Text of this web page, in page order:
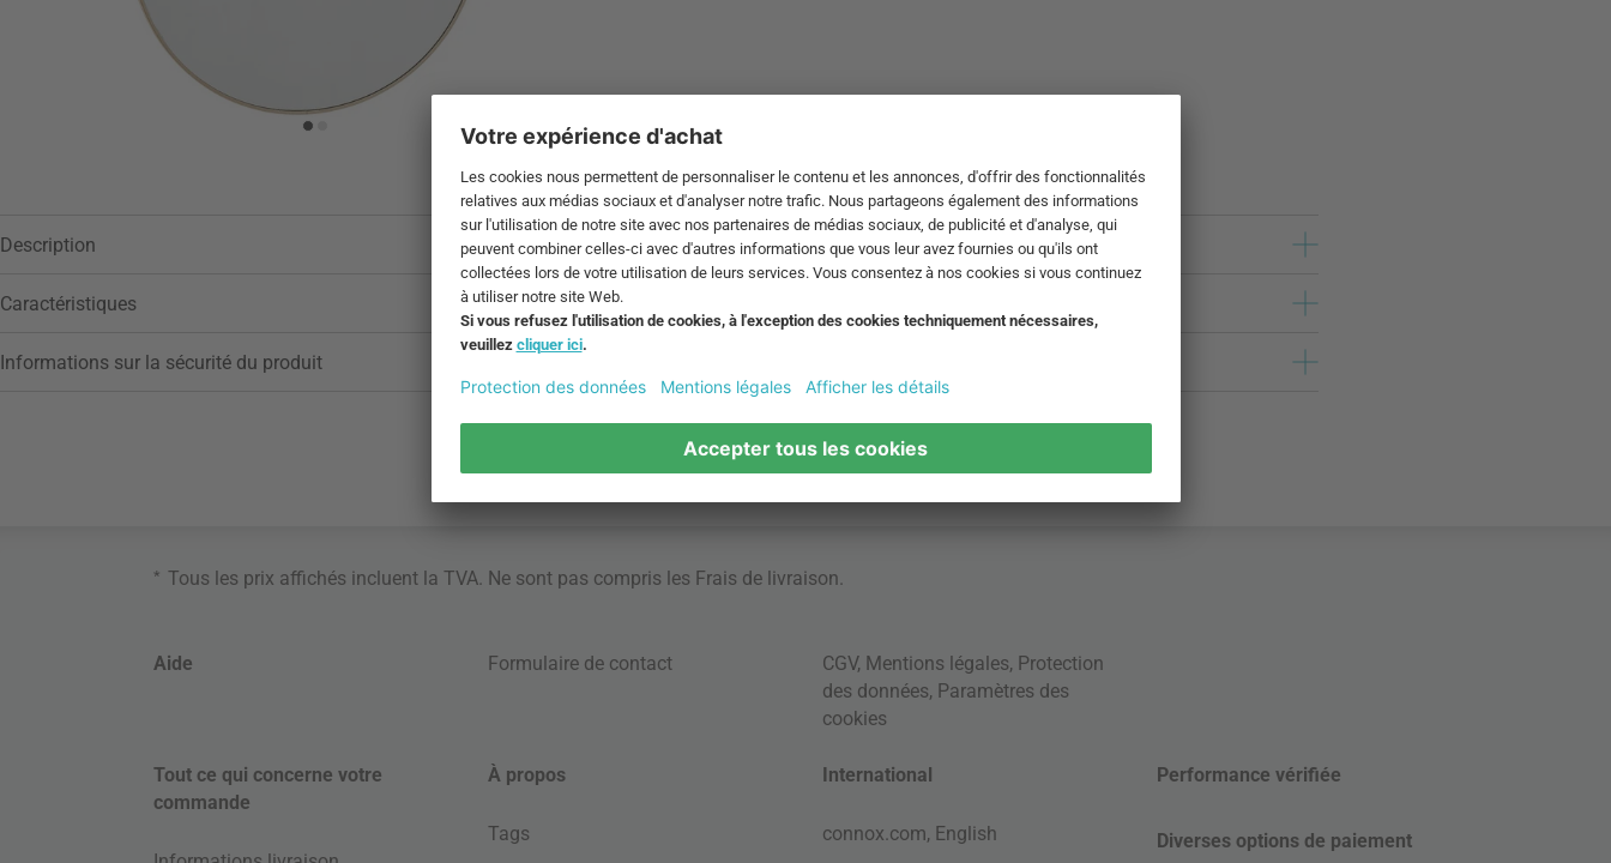
Description
Caractéristiques
Informations sur la sécurité du produit
* Tous les prix affichés incluent la TVA. Ne sont pas compris les Frais de livraison.
Aide Formulaire de contact CGV, Mentions légales, Protection
des données, Paramètres des
cookies
Tout ce qui concerne votre
commande
À propos
Tags
International
connox.com, English
Performance vérifiée
Diverses options de paiement